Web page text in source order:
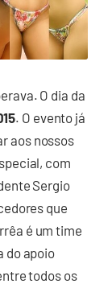
O dia da
. O evento já
aos nossos
com
Sergio
que
é um time
do apoio
todos os